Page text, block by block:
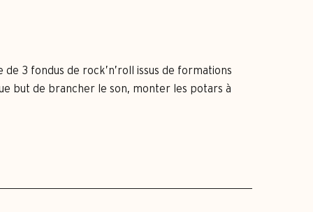
de 3 fondus de rock’n’roll issus de formations
but de brancher le son, monter les potars à